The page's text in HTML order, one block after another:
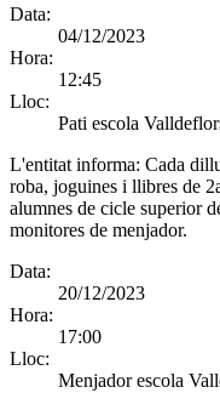
Data:
04/12/2023
Hora:
12:45
Lloc:
Pati escola
L'entitat informa: Cada
roba, joguines i llibres de
alumnes de cicle superior
monitores de menjador.
Data:
20/12/2023
Hora:
17:00
Lloc:
Menjador escola